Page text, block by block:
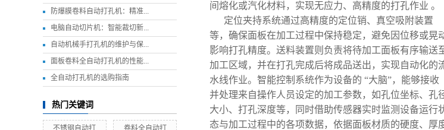
防爆膜卷料自动打孔机：精准...
电脑自动切片机：智能裁切新...
自动机械手打孔机的维护与保...
面板卷料全自动打孔机的性能...
全自动打孔机的选购指南
热门关键词
不锈钢自动打 卷料全自动打
间熔化或汽化材料，实现无应力、高精度的打孔作业 。
定位夹持系统通过高精度的定位销、真空吸附装置
等，确保面板在加工过程中保持稳定，避免因位移或晃
影响打孔精度。送料装置则负责将待加工面板有序输送
加工区域，并在打孔完成后将成品送出，实现自动化的
水线作业。智能控制系统作为设备的 “大脑”，能够接收
并处理来自操作人员设定的加工参数，如孔位坐标、孔
大小、打孔深度等，同时借助传感器实时监测设备运行
态与加工过程中的各项数据，依据面板材质的硬度、厚